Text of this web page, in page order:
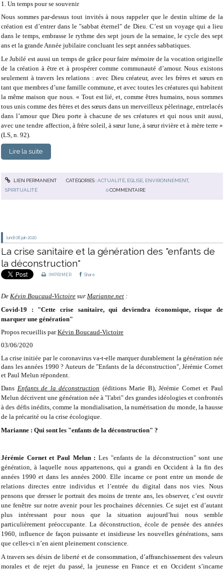
1. Un temps pour se souvenir
Nous sommes par-dessus tout invités à nous rappeler que le destin ultime de la
création est d’entrer dans le "sabbat éternel" de Dieu. C’est un voyage qui a lieu
dans le temps, embrasse le rythme des sept jours de la semaine, le cycle des sept
ans et la grande Année jubilaire concluant les sept années sabbatiques.
Le Jubilé est aussi un temps de grâce pour faire mémoire de la vocation originelle
de la création à être et à prospérer comme communauté d’amour. Nous existons
seulement à travers les relations : avec Dieu créateur, avec les frères et sœurs en
tant que membres d’une famille commune, et avec toutes les créatures qui habitent
la même maison que nous. « Tout est lié, et, comme êtres humains, nous sommes
tous unis comme des frères et des sœurs dans un merveilleux pèlerinage, entrelacés
dans l’amour que Dieu porte à chacune de ses créatures et qui nous unit aussi,
avec une tendre affection, à frère soleil, à sœur lune, à sœur rivière et à mère terre »
(LS, n. 92).
Lire la suite
LIEN PERMANENT CATÉGORIES :ACTUALITÉ, EGLISE, ENVIRONNEMENT,
SPIRITUALITÉ
0 COMMENTAIRE
lundi 08 juin 2020
La crise sanitaire et la génération des "enfants de
la déconstruction"
IMPRIMER Share
De Kévin Boucaud-Victoire sur Marianne.net :
Covid-19 : "Cette crise sanitaire, qui deviendra économique, risque de
marquer une génération"
Propos recueillis parKévin Boucaud-Victoire
03/06/2020
La crise initiée par le coronavirus va-t-elle marquer durablement la génération née
dans les années 1990 ? Auteurs de "Enfants de la déconstruction", Jérémie Cornet
et Paul Melun répondent.
Dans Enfants de la déconstruction (éditions Marie B), Jérémie Cornet et Paul
Melun décrivent une génération née à "l'abri" des grandes idéologies et confrontés
à des défis inédits, comme la mondialisation, la numérisation du monde, la hausse
de la précarité ou la crise écologique.
Marianne : Qui sont les "enfants de la déconstruction" ?
Jérémie Cornet et Paul Melun: Les "enfants de la déconstruction" sont une
génération, à laquelle nous appartenons, qui a grandi en Occident à la fin des
années 1990 et dans les années 2000. Elle incarne ce pont entre un monde de
relations directes entre individus et l’entrée du digital dans nos vies. Nous
pensons que dresser le portrait des moins de trente ans, les observer, c’est ouvrir
une fenêtre sur notre avenir pour les prochaines décennies. Ce sujet est d’autant
plus intéressant pour nous que la situation aujourd’hui nous semble
particulièrement préoccupante. La déconstruction, école de pensée des années
1960, influence de façon puissante et insidieuse les nouvelles générations, sans
que celles-ci n’en aient pleinement conscience.
A travers ses désirs de liberté et de consommation, d’affranchissement des valeurs
morales et de rejet du passé, la jeunesse en France et en Occident s’incarne